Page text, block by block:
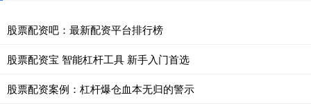
股票配资吧：最新配资平台排行榜
股票配资宝 智能杠杆工具 新手入门首选
股票配资案例：杠杆爆仓血本无归的警示